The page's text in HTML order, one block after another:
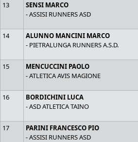
13
SENSI MARCO
- ASSISI RUNNERS ASD
14
ALUNNO MANCINI MARCO
- PIETRALUNGA RUNNERS A.S.D.
15
MENCUCCINI PAOLO
- ATLETICA AVIS MAGIONE
16
BORDICHINI LUCA
- ASD ATLETICA TAINO
17
PARINI FRANCESCO PIO
- ASSISI RUNNERS ASD